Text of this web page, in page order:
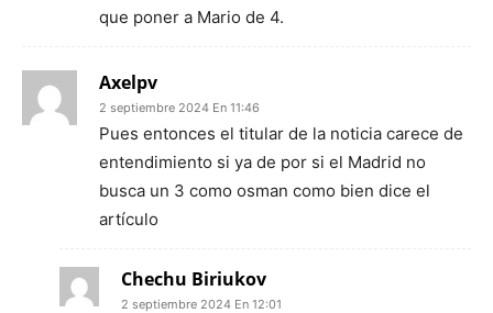
que poner a Mario de 4.
Axelpv
2 septiembre 2024 En 11:46
Pues entonces el titular de la noticia carece de
entendimiento si ya de por si el Madrid no
busca un 3 como osman como bien dice el
artículo
Chechu Biriukov
2 septiembre 2024 En 12:01